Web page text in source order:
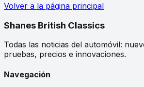
Volver a la página principal
Shanes British Classics
Todas las noticias del automóvil:
pruebas, precios e innovaciones.
Navegación